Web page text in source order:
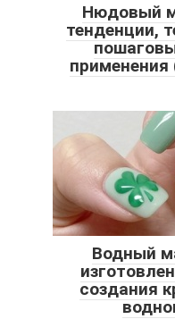
Нюдовый
тенденции,
применения
Водный
создания